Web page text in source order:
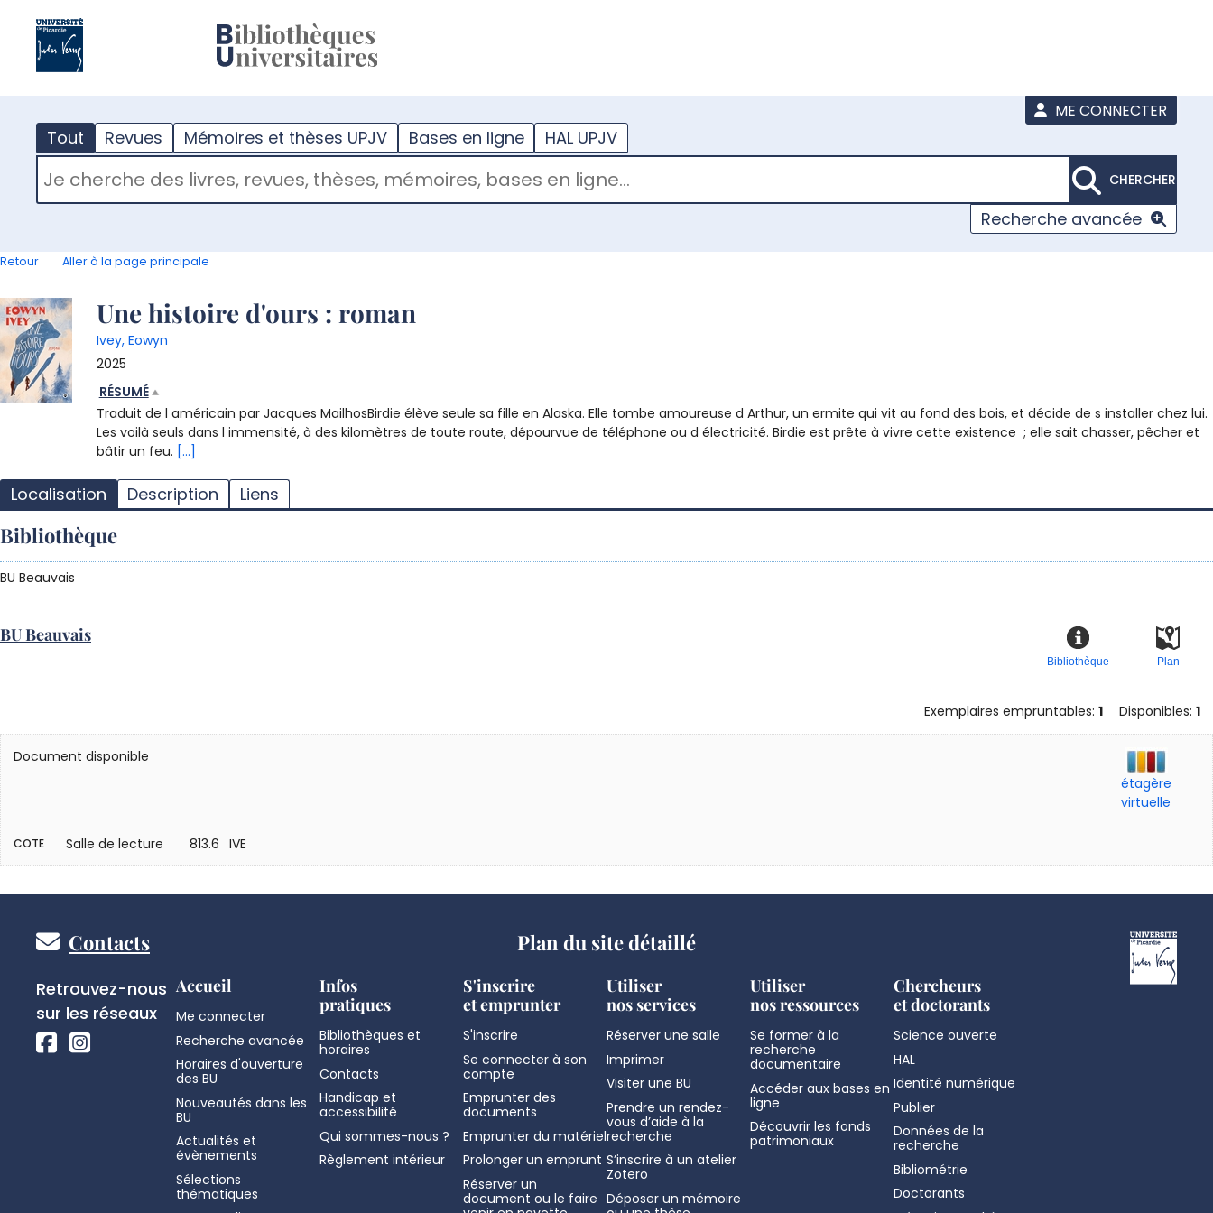
ME CONNECTER
Tout Revues Mémoires et thèses UPJV Bases en ligne HAL UPJV
RECHERCHER DANS "TOUT"
CHERCHER
Recherche avancée
Retour Aller à la page principale
Détail
document
Une histoire d'ours : roman
Ivey, Eowyn
2025
RÉSUMÉ
Traduit de l américain par Jacques MailhosBirdie élève seule sa fille en Alaska. Elle tombe amoureuse d Arthur, un ermite qui vit au fond des bois, et décide de s installer chez lui.
Les voilà seuls dans l immensité, à des kilomètres de toute route, dépourvue de téléphone ou d électricité. Birdie est prête à vivre cette existence ; elle sait chasser, pêcher et
bâtir un feu. [...]
Localisation Description Liens
Bibliothèque
BU Beauvais
BU Beauvais
Plan
Bibliothèque
Exemplaires empruntables: 1 Disponibles: 1
Document disponible
COTE Salle de lecture 813.6 IVE
étagère
virtuelle
Pied
de
page
Contacts
Réseaux
sociaux
Retrouvez-nous
sur les réseaux
Plan du site détaillé
Accueil
Me connecter
Recherche avancée
Horaires d'ouverture
des BU
Nouveautés dans les
BU
Actualités et
évènements
Sélections
thématiques
Infos
pratiques
Bibliothèques et
horaires
Contacts
Handicap et
accessibilité
Qui sommes-nous ?
Règlement intérieur
S'inscrire
et emprunter
S'inscrire
Se connecter à son
compte
Emprunter des
documents
Emprunter du matériel
Prolonger un emprunt
Réserver un
document ou le faire
Utiliser
nos services
Réserver une salle
Imprimer
Visiter une BU
Prendre un rendez-
vous d’aide à la
recherche
S’inscrire à un atelier
Zotero
Déposer un mémoire
Utiliser
nos ressources
Se former à la
recherche
documentaire
Accéder aux bases en
ligne
Découvrir les fonds
patrimoniaux
Chercheurs
et doctorants
Science ouverte
HAL
Identité numérique
Publier
Données de la
recherche
Bibliométrie
Doctorants